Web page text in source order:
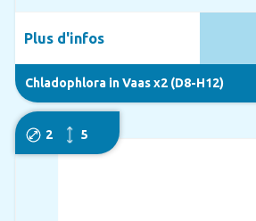
Chladophlora in Vaas x2 (D8-H12)
Plus d'infos
2 5